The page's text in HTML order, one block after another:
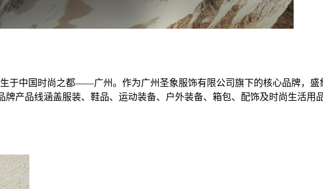
生于中国时尚之都——广州。作为广州圣象服饰有限公司旗下的核心品牌，
牌产品线涵盖服装、鞋品、运动装备、户外装备、箱包、配饰及时尚生活用